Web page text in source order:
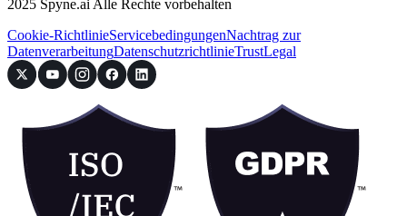
2025 Spyne.ai Alle Rechte vorbehalten
Cookie-RichtlinieServicebedingungenNachtrag zur
DatenverarbeitungDatenschutzrichtlinieTrustLegal